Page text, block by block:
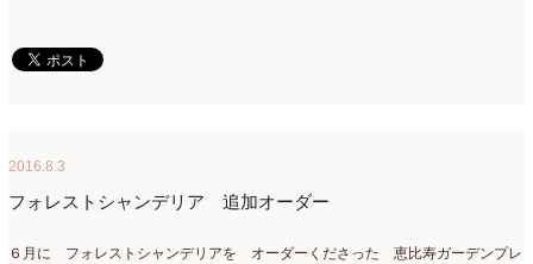
2016.8.3
フォレストシャンデリア 追加オーダー
６月に フォレストシャンデリアを オーダーくださった 恵比寿ガーデンプレ